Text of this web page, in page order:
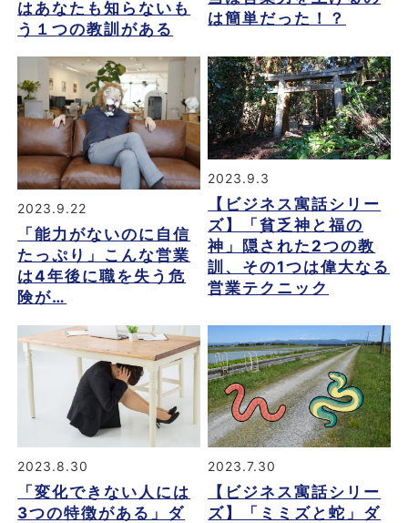
はあなたも知らないも
う１つの教訓がある
は簡単だった！？
2023.9.22
「能力がないのに自信
たっぷり」こんな営業
は4年後に職を失う危
険が…
2023.9.3
【ビジネス寓話シリー
ズ】「貧乏神と福の
神」隠された2つの教
訓、その1つは偉大なる
営業テクニック
2023.8.30
「変化できない人には
3つの特徴がある」ダ
2023.7.30
【ビジネス寓話シリー
ズ】「ミミズと蛇」ダ